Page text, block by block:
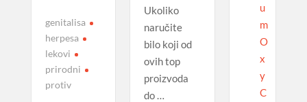
genitalisa
herpesa
lekovi
prirodni
protiv
Ukoliko
naručite
bilo koji od
ovih top
proizvoda
do …
u
m
O
x
y
C